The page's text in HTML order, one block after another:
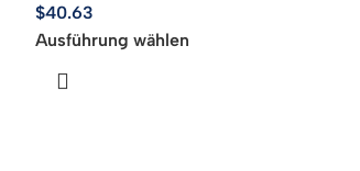
$40.63
Ausführung wählen